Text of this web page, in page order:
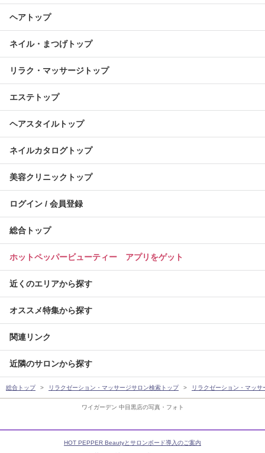
ワイガーデン 中目黒店の写真・フォト
ヘアトップ
ネイル・まつげトップ
リラク・マッサージトップ
エステトップ
ヘアスタイルトップ
ネイルカタログトップ
美容クリニックトップ
ログイン / 会員登録
総合トップ
ホットペッパービューティー アプリをゲット
近くのエリアから探す
オススメ特集から探す
関連リンク
近隣のサロンから探す
総合トップ リラクゼーション・マッサージサロン検索トップ リラクゼーション・マッ
HOT PEPPER Beautyとサロンボード導入のご案内